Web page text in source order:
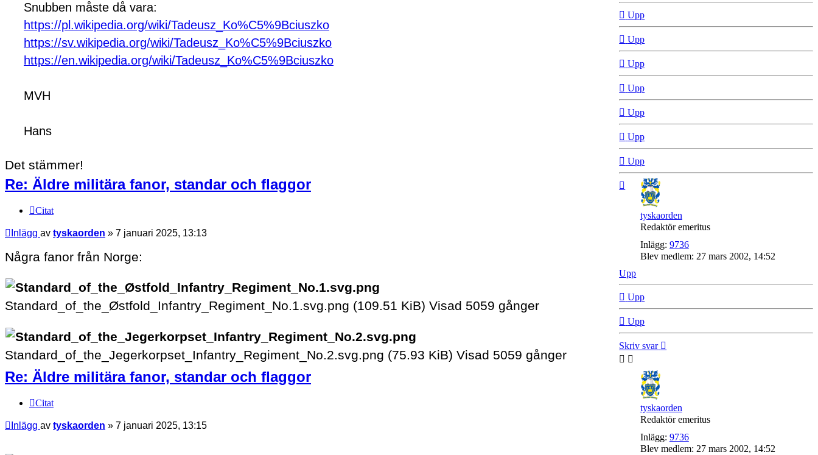
Snubben måste då vara:
https://pl.wikipedia.org/wiki/Tadeusz_Ko%C5%9Bciuszko
https://sv.wikipedia.org/wiki/Tadeusz_Ko%C5%9Bciuszko
https://en.wikipedia.org/wiki/Tadeusz_Ko%C5%9Bciuszko
MVH
Hans
Det stämmer!
Re: Äldre militära fanor, standar och flaggor
Citat
Inlägg av tyskaorden » 7 januari 2025, 13:13
Några fanor från Norge:
Standard_of_the_Østfold_Infantry_Regiment_No.1.svg.png (109.51 KiB) Visad 5059 gånger
Standard_of_the_Jegerkorpset_Infantry_Regiment_No.2.svg.png (75.93 KiB) Visad 5059 gånger
tyskaorden
Redaktör emeritus
Inlägg: 9736
Blev medlem: 27 mars 2002, 14:52
Re: Äldre militära fanor, standar och flaggor
Citat
Inlägg av tyskaorden » 7 januari 2025, 13:15
tyskaorden
Redaktör emeritus
Inlägg: 9736
Blev medlem: 27 mars 2002, 14:52
Upp
Upp
Upp
Upp
Upp
Upp
Upp
Upp
Upp
Upp
Skriv svar